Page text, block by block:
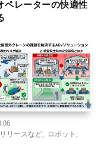
ペレーターの快適性
リースなど
ロボット